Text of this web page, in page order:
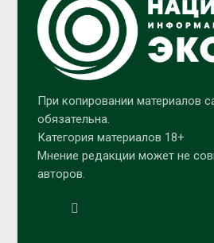
При копировании материалов
обязательна.
Категория материалов 18+
Мнение редакции может не
авторов.